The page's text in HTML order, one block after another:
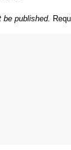
be published.